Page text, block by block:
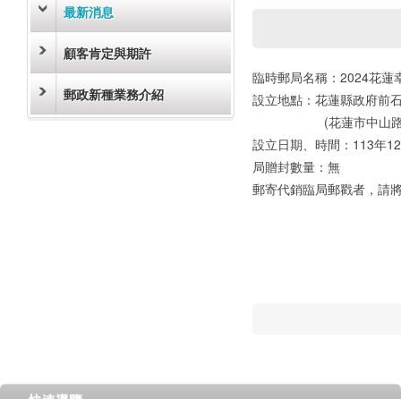
最新消息
顧客肯定與期許
郵政新種業務介紹
臨時郵局名稱：2024花蓮
設立地點：花蓮縣政府前
(花蓮市中山路
設立日期、時間：113年
局贈封數量：無
郵寄代銷臨局郵戳者，請